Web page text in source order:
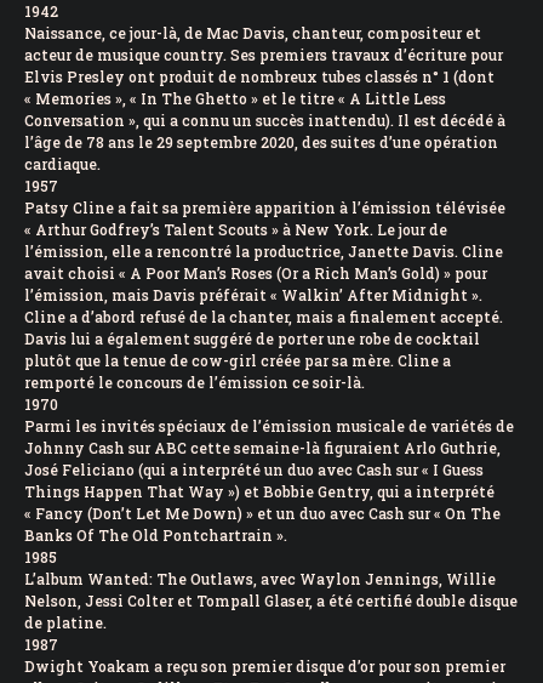
1942
Naissance, ce jour-là, de Mac Davis, chanteur, compositeur et
acteur de musique country. Ses premiers travaux d’écriture pour
Elvis Presley ont produit de nombreux tubes classés n° 1 (dont
« Memories », « In The Ghetto » et le titre « A Little Less
Conversation », qui a connu un succès inattendu). Il est décédé à
l’âge de 78 ans le 29 septembre 2020, des suites d’une opération
cardiaque.
1957
Patsy Cline a fait sa première apparition à l’émission télévisée
« Arthur Godfrey’s Talent Scouts » à New York. Le jour de
l’émission, elle a rencontré la productrice, Janette Davis. Cline
avait choisi « A Poor Man’s Roses (Or a Rich Man’s Gold) » pour
l’émission, mais Davis préférait « Walkin’ After Midnight ».
Cline a d’abord refusé de la chanter, mais a finalement accepté.
Davis lui a également suggéré de porter une robe de cocktail
plutôt que la tenue de cow-girl créée par sa mère. Cline a
remporté le concours de l’émission ce soir-là.
1970
Parmi les invités spéciaux de l’émission musicale de variétés de
Johnny Cash sur ABC cette semaine-là figuraient Arlo Guthrie,
José Feliciano (qui a interprété un duo avec Cash sur « I Guess
Things Happen That Way ») et Bobbie Gentry, qui a interprété
« Fancy (Don’t Let Me Down) » et un duo avec Cash sur « On The
Banks Of The Old Pontchartrain ».
1985
L’album Wanted: The Outlaws, avec Waylon Jennings, Willie
Nelson, Jessi Colter et Tompall Glaser, a été certifié double disque
de platine.
1987
Dwight Yoakam a reçu son premier disque d’or pour son premier